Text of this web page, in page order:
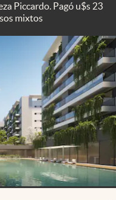
Piccardo. Pagó u$s 23
mixtos